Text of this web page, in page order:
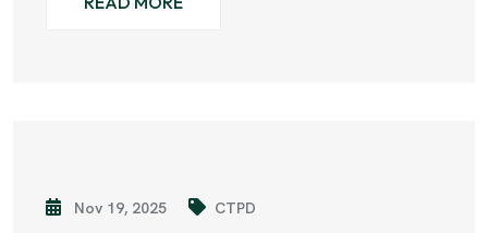
Nov 19, 2025 CTPD